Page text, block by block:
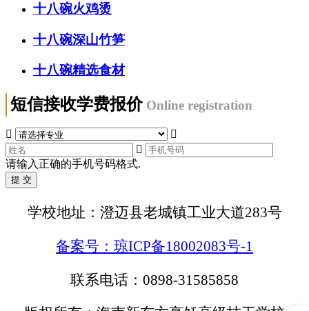
十八碗火鸡烫
十八碗深山竹笋
十八碗精选食材
短信接收学费报价 Online registration



请输入正确的手机号码格式.
学校地址：澄迈县老城镇工业大道283号
备案号：琼ICP备18002083号-1
联系电话：0898-31585858